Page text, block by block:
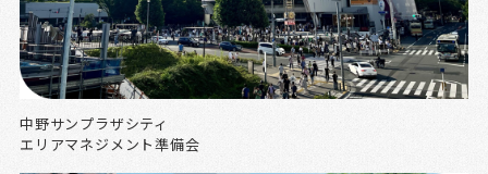
中野サンプラザシティ
エリアマネジメント準備会